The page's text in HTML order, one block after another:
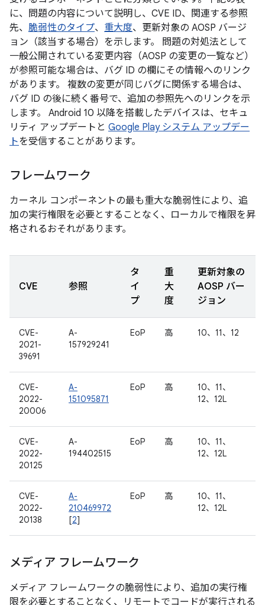
に、問題の内容について説明し、CVE ID、関連する参照
先、 脆弱性のタイプ、 重大度、更新対象の AOSP バージ
ョン（該当する場合）を示します。 問題の対処法として
一般公開されている変更内容（AOSP の変更の一覧など）
が参照可能な場合は、バグ ID の欄にその情報へのリンク
があります。 複数の変更が同じバグに関係する場合は、
バグ ID の後に続く番号で、追加の参照先へのリンクを示
します。 Android 10 以降を搭載したデバイスは、セキュ
リティ アップデートと Google Play システム アップデー
トを受信することがあります。
フレームワーク
カーネル コンポーネントの最も重大な脆弱性により、追
加の実行権限を必要とすることなく、ローカルで権限を昇
格されるおそれがあります。
CVE 参照
タ
イ
プ
重
大
度
更新対象の
AOSP バー
ジョン
CVE-
2021-
39691
A-
157929241
EoP 高 10、11、12
CVE-
2022-
20006
A-
151095871
EoP 高
10、11、
12、12L
CVE-
2022-
20125
A-
194402515
EoP 高
10、11、
12、12L
CVE-
2022-
20138
A-
210469972
[2]
EoP 高
10、11、
12、12L
メディア フレームワーク
メディア フレームワークの脆弱性により、追加の実行権
限を必要とすることなく、リモートでコードが実行される